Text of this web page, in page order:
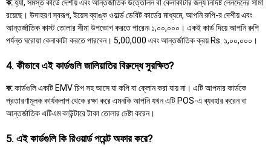
ক:হ্যাঁ, সমস্ত কার্ডে দেশীয় এবং আন্তর্জাতিক উত্তোলন বা কেনাকাটার জন্য নির্দিষ্ট লেনদেনের সীমা
রয়েছে। উদাহরণ স্বরূপ, ইয়েস ব্যাঙ্ক ওয়ার্ল্ড ডেবিট কার্ডের মাধ্যমে, আপনি রুপি-র দেশীয় এবং
আন্তর্জাতিক কাস্ট তোলার সীমা উপভোগ করতে পারেন৷ ১,০০,০০০। একই কার্ড দিয়ে আপনি রুপি
পর্যন্ত ঘরোয়া কেনাকাটা করতে পারবেন। 5,00,000 এবং আন্তর্জাতিক ক্রয় Rs. ১,০০,০০০।
4. কীভাবে এই কার্ডগুলি জালিয়াতির বিরুদ্ধে সুরক্ষিত?
ক:কার্ডগুলি একটি EMV চিপ সহ আসে যা কপি বা ক্লোন করা যায় না। এটি আপনার কার্ডকে
প্রতারণামূলক কার্যকলাপ থেকে রক্ষা করে এমনকি আপনি যখন এটি POS-এ ব্যবহার করেন বা
আন্তর্জাতিক এটিএম কাউন্টারে টাকা তোলার চেষ্টা করেন।
5. এই কার্ডগুলি কি রিওয়ার্ড পয়েন্ট অফার করে?